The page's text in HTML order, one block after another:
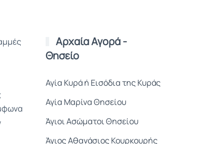
Αρχαία Αγορά -
Θησείο
Αγία Κυρά ή Εισόδια της Κυράς
Αγία Μαρίνα Θησείου
Άγιοι Ασώματοι Θησείου
Άγιος Αθανάσιος Κουρκουρής